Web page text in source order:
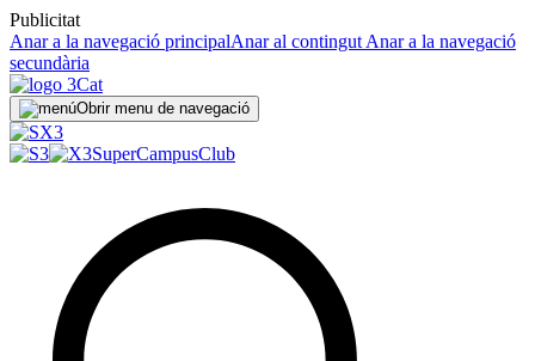
Publicitat
Anar a la navegació principalAnar al contingut Anar a la navegació
secundària
Obrir menu de navegació
SuperCampusClub